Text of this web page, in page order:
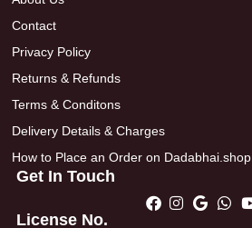
Contact
Privacy Policy
Returns & Refunds
Terms & Conditons
Delivery Details & Charges
How to Place an Order on Dadabhai.shop
Get In Touch
License No.